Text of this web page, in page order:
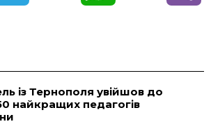
e t
із Тернополя увійшов до
найкращих педагогів